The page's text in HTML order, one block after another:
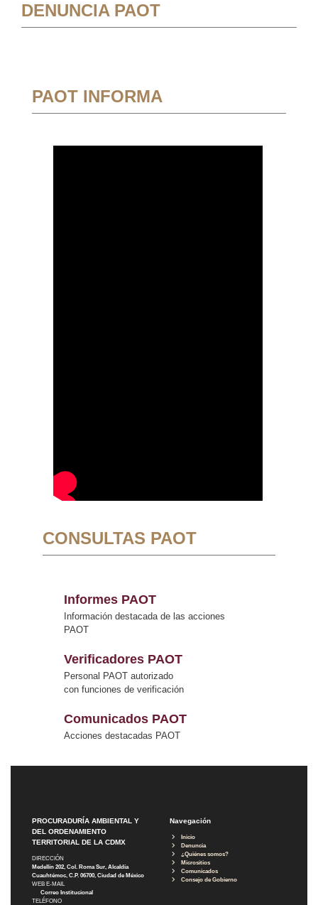
DENUNCIA PAOT
PAOT INFORMA
CONSULTAS PAOT
Informes PAOT
Información destacada de las acciones
PAOT
Verificadores PAOT
Personal PAOT autorizado
con funciones de verificación
Comunicados PAOT
Acciones destacadas PAOT
PROCURADURÍA AMBIENTAL Y
DEL ORDENAMIENTO
TERRITORIAL DE LA CDMX
DIRECCIÓN
Medellín 202, Col. Roma Sur, Alcaldía
Cuauhtémoc, C.P. 06700, Ciudad de México
WEB E-MAIL
Correo Institucional
TELÉFONO
Navegación
Inicio
Denuncia
¿Quiénes somos?
Micrositios
Comunicados
Consejo de Gobierno